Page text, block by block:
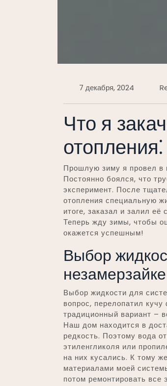
7 декабря, 2024
Что я
Прошлую зиму я провел в
Постоянно боялся, что
эксперимент. После
отопления специальную
итоге, заказал и залил
Теперь жду зимы, чтобы
окажется успешным!
Выбор
незамерзайке
Выбор жидкости для
вопрос, перелопатил
традиционный вариант –
Наш дом находится в
редкость. Поэтому вода
этиленгликоля или
на них кусались. К тому
материалами моей
потом ремонтировать все